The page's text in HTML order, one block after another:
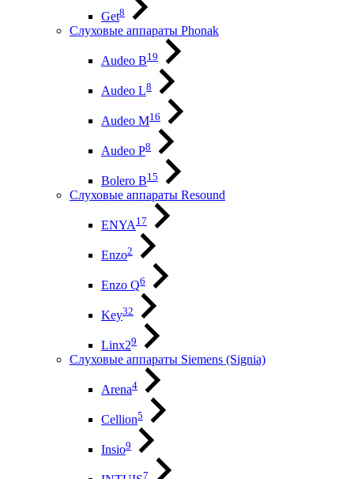
Get8
Слуховые аппараты Phonak
Audeo B19
Audeo L8
Audeo М16
Audeo P8
Bolero B15
Слуховые аппараты Resound
ENYA 17
Enzo2
Enzo Q6
Key32
Linx29
Слуховые аппараты Siemens (Signia)
Arena4
Cellion5
Insio9
7